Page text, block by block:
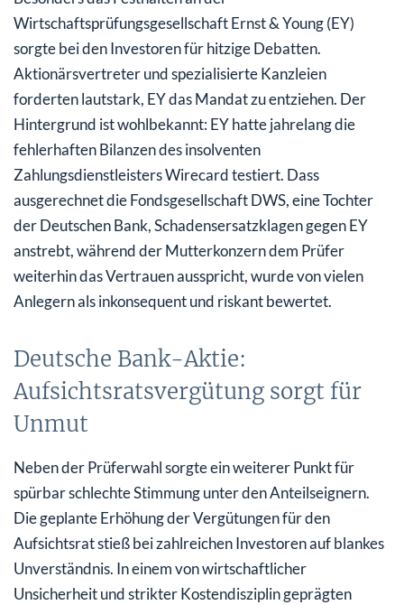
Wirtschaftsprüfungsgesellschaft Ernst & Young (EY)
sorgte bei den Investoren für hitzige Debatten.
Aktionärsvertreter und spezialisierte Kanzleien
forderten lautstark, EY das Mandat zu entziehen. Der
Hintergrund ist wohlbekannt: EY hatte jahrelang die
fehlerhaften Bilanzen des insolventen
Zahlungsdienstleisters Wirecard testiert. Dass
ausgerechnet die Fondsgesellschaft DWS, eine Tochter
der Deutschen Bank, Schadensersatzklagen gegen EY
anstrebt, während der Mutterkonzern dem Prüfer
weiterhin das Vertrauen ausspricht, wurde von vielen
Anlegern als inkonsequent und riskant bewertet.
Deutsche Bank-Aktie:
Aufsichtsratsvergütung sorgt für
Unmut
Neben der Prüferwahl sorgte ein weiterer Punkt für
spürbar schlechte Stimmung unter den Anteilseignern.
Die geplante Erhöhung der Vergütungen für den
Aufsichtsrat stieß bei zahlreichen Investoren auf blankes
Unverständnis. In einem von wirtschaftlicher
Unsicherheit und strikter Kostendisziplin geprägten